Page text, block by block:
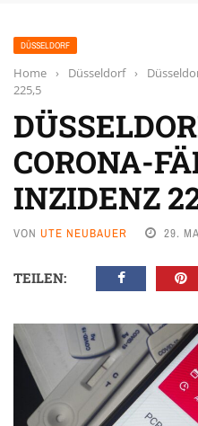
DÜSSELDORF
Home › Düsseldorf ›
225,5
CORONA-
INZIDENZ
VON UTE NEUBAUER 29.
TEILEN: